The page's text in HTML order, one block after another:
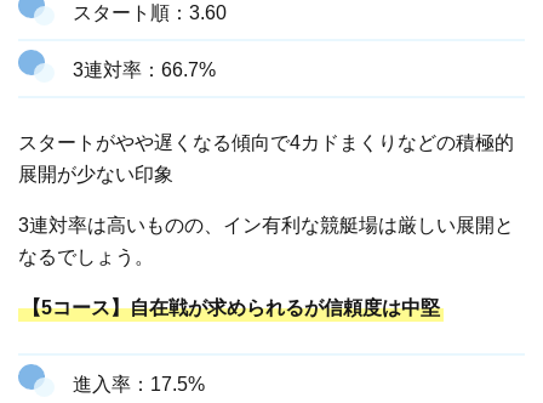
スタート順：3.60
3連対率：66.7%
スタートがやや遅くなる傾向で4カドまくりなどの積極的
展開が少ない印象
3連対率は高いものの、イン有利な競艇場は厳しい展開と
なるでしょう。
【5コース】自在戦が求められるが信頼度は中堅
進入率：17.5%